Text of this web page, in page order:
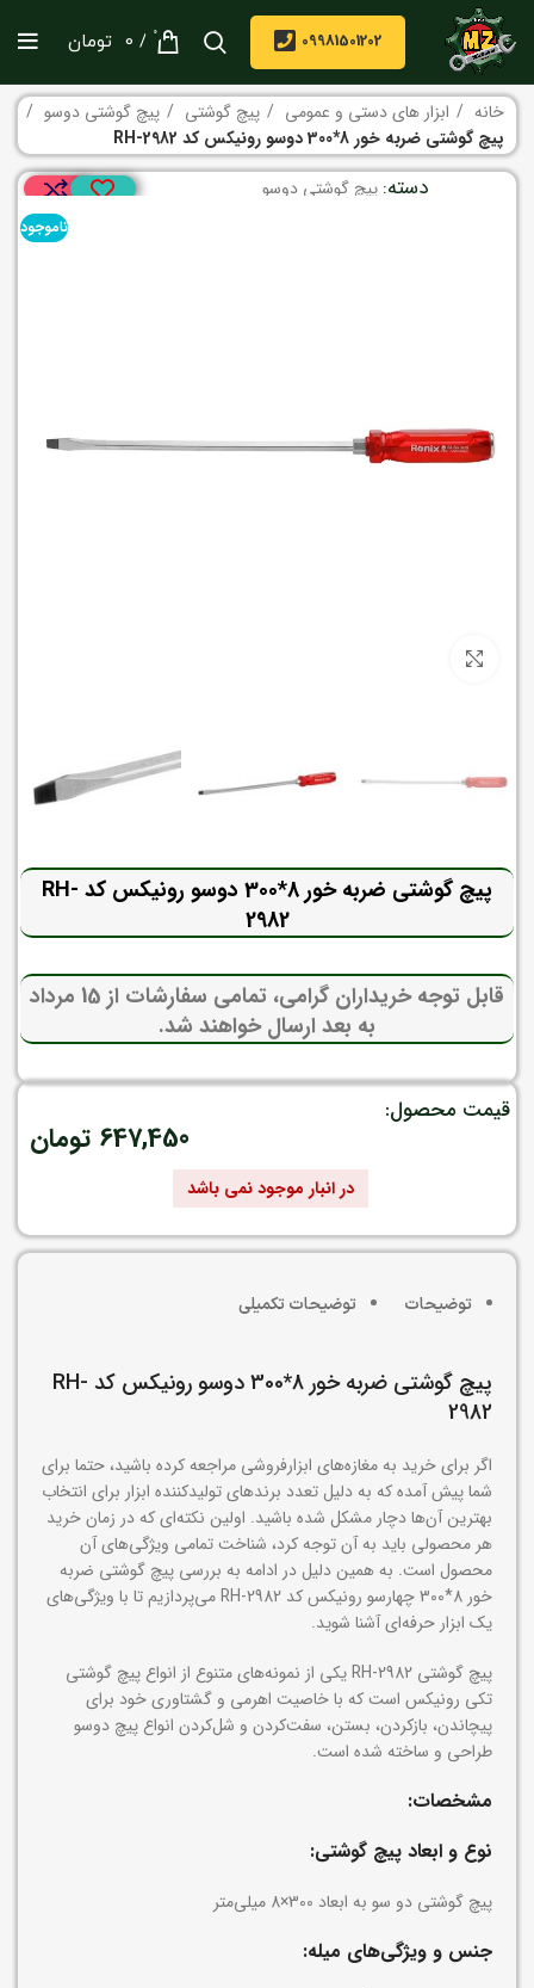
09981501202
0
/
0 تومان
خانه ابزار های دستی و عمومی پیچ گوشتی
پیچ گوشتی دوسو
پیچ گوشتی ضربه خور 8*300 دوسو رونیکس کد RH-2982
دسته: پیچ گوشتی دوسو
ناموجود
پیچ گوشتی ضربه خور 8*300 دوسو رونیکس کد RH-
2982
قابل توجه خریداران گرامی، تمامی سفارشات از 15 مرداد
به بعد ارسال خواهند شد.
قیمت محصول:
647,450 تومان
در انبار موجود نمی باشد
توضیحات توضیحات تکمیلی
پیچ گوشتی ضربه خور 8*300 دوسو رونیکس کد RH-
2982
اگر برای خرید به مغازه‌های ابزارفروشی مراجعه کرده باشید، حتما برای
شما پیش آمده که به دلیل تعدد برندهای تولیدکننده ابزار برای انتخاب
بهترین آن‌ها دچار مشکل شده باشید. اولین نکته‌ای که در زمان خرید
هر محصولی باید به آن توجه کرد، شناخت تمامی ویژگی‌های آن
محصول است. به همین دلیل در ادامه به بررسی پیچ گوشتی ضربه
خور 8*300 چهارسو رونیکس کد RH-2982 می‌پردازیم تا با ویژگی‌های
یک ابزار حرفه‌ای آشنا شوید.
پیچ گوشتی‌ RH-2982 یکی از نمونه‌های متنوع از انواع پیچ گوشتی
تکی رونیکس است که با خاصیت اهرمی و گشتاوری خود برای
پیچاندن، بازکردن، بستن، سفت‌کردن و شل‌کردن انواع پیچ دوسو
طراحی و ساخته شده است.
مشخصات:
نوع و ابعاد پیچ گوشتی‌:
پیچ گوشتی دو سو به ابعاد 300×8 میلی‌متر
جنس و ویژگی‌های میله‌: